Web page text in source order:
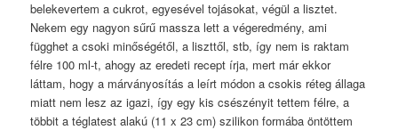
belekevertem a cukrot, egyesével tojásokat, végül a lisztet.
Nekem egy nagyon sűrű massza lett a végeredmény, ami
függhet a csoki minőségétől, a liszttől, stb, így nem is raktam
félre 100 ml-t, ahogy az eredeti recept írja, mert már ekkor
láttam, hogy a márványosítás a leírt módon a csokis réteg állaga
miatt nem lesz az igazi, így egy kis csészényit tettem félre, a
többit a téglatest alakú (11 x 23 cm) szilikon formába öntöttem